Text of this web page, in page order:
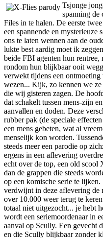
Tsjonge
spanning de
Files in te halen. De eerste
een spannende en mysterieuze
ons te laten wennen aan de
lukte best aardig moet ik
beide FBI agenten hun rentree,
rondom hun blijkbaar ooit
verwekt tijdens een
wezen... Kijk, zo kennen we
die wij gisteren zagen. De
dat schakelt tussen mens-zijn
aanvallen en doden. Deze
rubber pak (de speciale
een mens gebeten, wat al
menselijk kon worden.
steeds meer een parodie op
ergens in een aflevering
echt over de top, een old
dan de grappen die steeds
op een komische serie te
verdwijnt in deze aflevering de
over 10.000 weer terug te
totaal niet uitgezocht... je hebt
wordt een seriemoordenaar in
aanval op Scully. Een gevecht
en die Scully blijkbaar zonder